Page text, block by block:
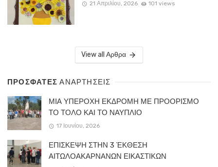
21 Απριλίου, 2026 101 views
View all Αρθρα
ΠΡΟΣΦΑΤΕΣΑΝΑΡΤΗΣΕΙΣ
ΜΙΑ ΥΠΕΡΟΧΗ ΕΚΔΡΟΜΗ ΜΕ ΠΡΟΟΡΙΣΜΟ
ΤΟ ΤΟΛΟ ΚΑΙ ΤΟ ΝΑΥΠΛΙΟ
17 Ιουνίου, 2026
ΕΠΙΣΚΕΨΗ ΣΤΗΝ 3 ΈΚΘΕΣΗ
ΑΙΤΩΛΟΑΚΑΡΝΑΝΩΝ ΕΙΚΑΣΤΙΚΩΝ